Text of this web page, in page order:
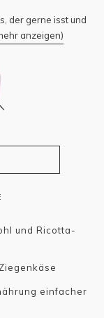
der gerne isst und
anzeigen)
und Ricotta-
einfacher